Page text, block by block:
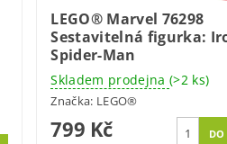
LEGO® Marvel 76298
Sestavitelná figurka:
Spider-Man
Skladem prodejna (>2 ks)
Značka: LEGO®
799 Kč